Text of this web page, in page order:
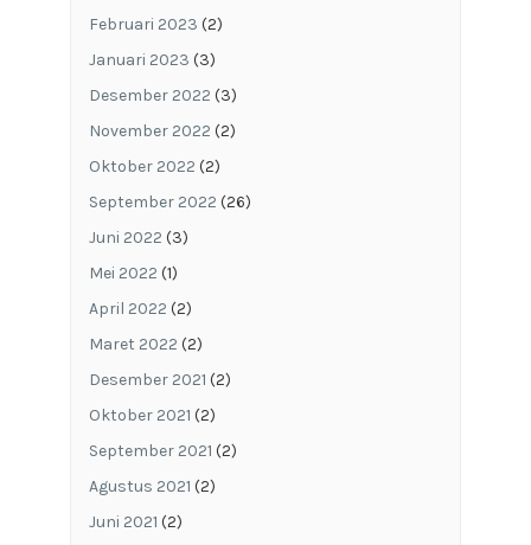
Februari 2023 (2)
Januari 2023 (3)
Desember 2022 (3)
November 2022 (2)
Oktober 2022 (2)
September 2022 (26)
Juni 2022 (3)
Mei 2022 (1)
April 2022 (2)
Maret 2022 (2)
Desember 2021 (2)
Oktober 2021 (2)
September 2021 (2)
Agustus 2021 (2)
Juni 2021 (2)